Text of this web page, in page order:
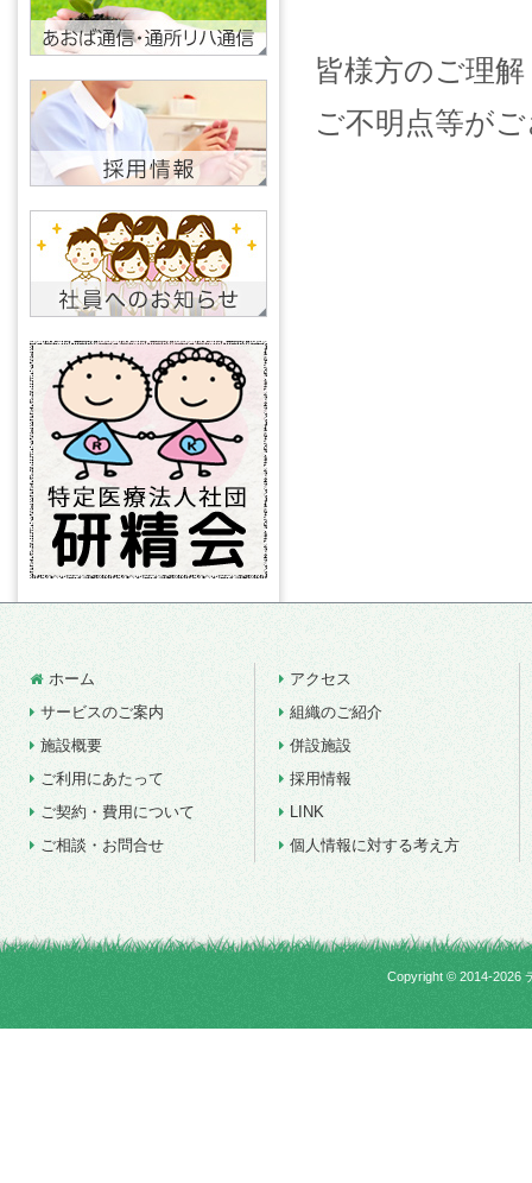
皆様方のご理
ご不明点等が
ホーム
サービスのご案内
施設概要
ご利用にあたって
ご契約・費用について
ご相談・お問合せ
アクセス
組織のご紹介
併設施設
採用情報
LINK
個人情報に対する考え方
Copyright © 2014-2026